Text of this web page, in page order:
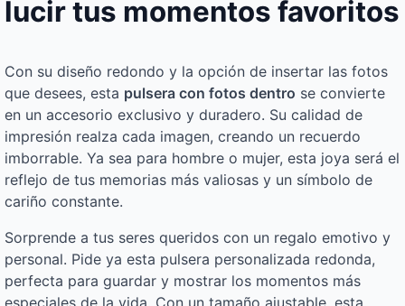
lucir tus momentos favoritos
Con su diseño redondo y la opción de insertar las fotos
que desees, esta pulsera con fotos dentro se convierte
en un accesorio exclusivo y duradero. Su calidad de
impresión realza cada imagen, creando un recuerdo
imborrable. Ya sea para hombre o mujer, esta joya será el
reflejo de tus memorias más valiosas y un símbolo de
cariño constante.
Sorprende a tus seres queridos con un regalo emotivo y
personal. Pide ya esta pulsera personalizada redonda,
perfecta para guardar y mostrar los momentos más
especiales de la vida. Con un tamaño ajustable, esta